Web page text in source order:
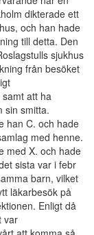
dikterade ett
och han hade
till detta. Den
sjukhus
från besöket
att ha
sin smitta.
han C. och hade
med henne.
med X. och hade
sista var i febr
barn, vilket
läkarbesök på
Enligt då
var